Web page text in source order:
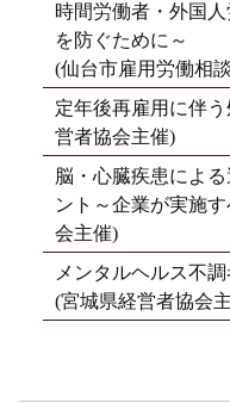
時間労働者・外国
を防ぐために～
(仙台市雇用労働相
定年後再雇用に伴
営者協会主催)
脳・心臓疾患によ
ント～企業が実施
会主催)
メンタルヘルス不
(宮城県経営者協会